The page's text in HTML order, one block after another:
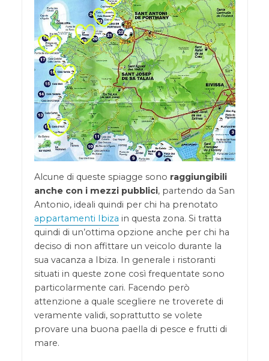
Alcune di queste spiagge sono raggiungibili
anche con i mezzi pubblici, partendo da San
Antonio, ideali quindi per chi ha prenotato
appartamenti Ibiza in questa zona. Si tratta
quindi di un’ottima opzione anche per chi ha
deciso di non affittare un veicolo durante la
sua vacanza a Ibiza. In generale i ristoranti
situati in queste zone così frequentate sono
particolarmente cari. Facendo però
attenzione a quale scegliere ne troverete di
veramente validi, soprattutto se volete
provare una buona paella di pesce e frutti di
mare.